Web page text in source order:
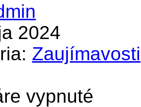
2024
Zaujímavosti
vypnuté